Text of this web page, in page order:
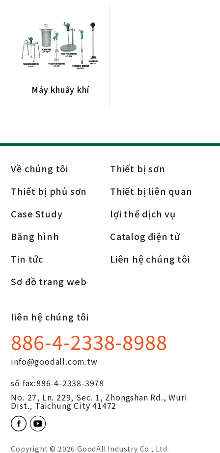
Súng phun
Bể sơn
Bơm màng
Máy khuấy khí
Thiết bị liên quan
Máy khuấy khí
Về chúng tôi
Thiết bị sơn
Thiết bị phủ sơn
Thiết bị liên quan
Case Study
lợi thế dịch vụ
Băng hình
Catalog điện tử
Tin tức
Liên hệ chúng tôi
Sơ đồ trang web
liên hệ chúng tôi
886-4-2338-8988
info@goodall.com.tw
số fax:886-4-2338-3978
No. 27, Ln. 229, Sec. 1, Zhongshan Rd., Wuri
Dist., Taichung City 41472
Copyright © 2026 GoodAll Industry Co., Ltd.